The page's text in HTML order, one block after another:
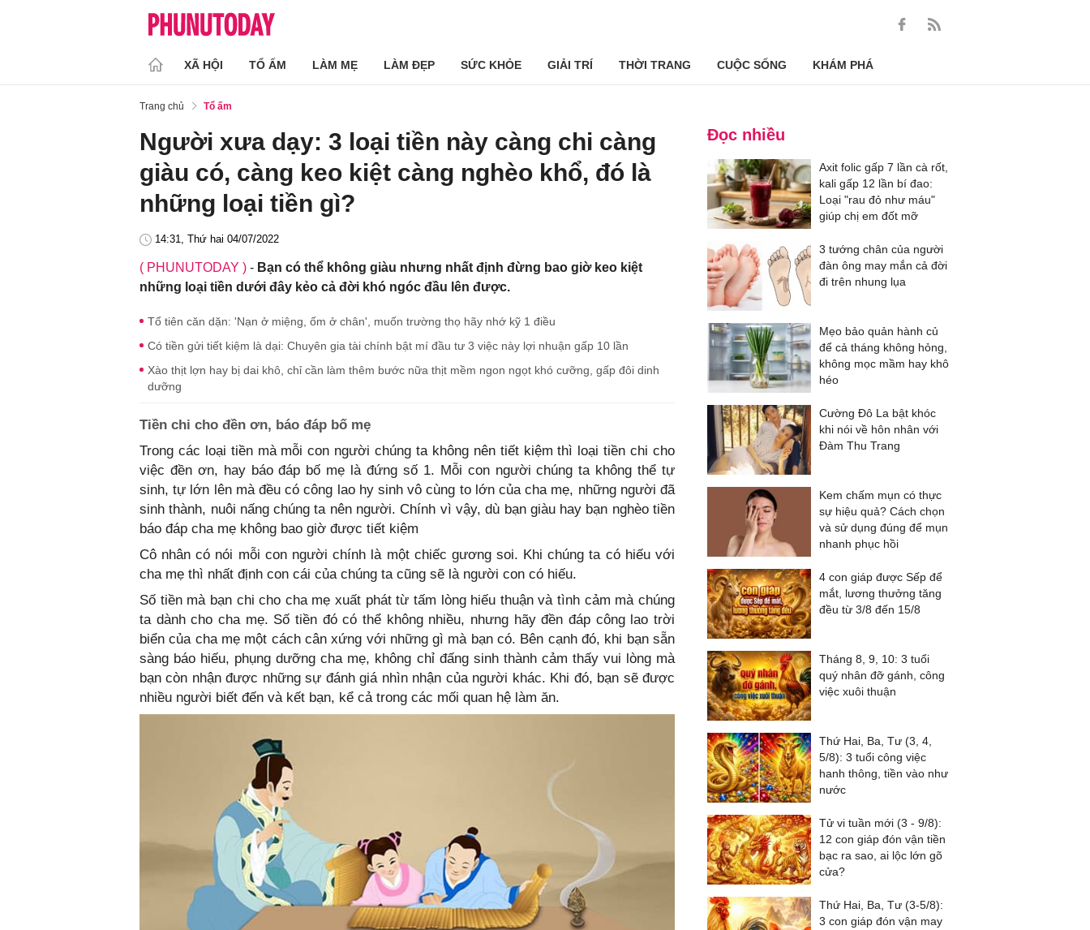
XÃ HỘI TỔ ẤM LÀM MẸ LÀM ĐẸP SỨC KHỎE GIẢI TRÍ THỜI TRANG CUỘC SỐNG KHÁM PHÁ
Trang chủ Tổ ấm
Người xưa dạy: 3 loại tiền này càng chi càng
giàu có, càng keo kiệt càng nghèo khổ, đó là
những loại tiền gì?
14:31, Thứ hai 04/07/2022
( PHUNUTODAY ) - Bạn có thể không giàu nhưng nhất định đừng bao giờ keo kiệt
những loại tiền dưới đây kẻo cả đời khó ngóc đầu lên được.
Tổ tiên căn dặn: 'Nạn ở miệng, ốm ở chân', muốn trường thọ hãy nhớ kỹ 1 điều
Có tiền gửi tiết kiệm là dại: Chuyên gia tài chính bật mí đầu tư 3 việc này lợi nhuận gấp 10 lần
Xào thịt lợn hay bị dai khô, chỉ cần làm thêm bước nữa thịt mềm ngon ngọt khó cưỡng, gấp đôi dinh
dưỡng
Tiền chi cho đền ơn, báo đáp bố mẹ
Trong các loại tiền mà mỗi con người chúng ta không nên tiết kiệm thì loại tiền chi cho
việc đền ơn, hay báo đáp bố mẹ là đứng số 1. Mỗi con người chúng ta không thể tự
sinh, tự lớn lên mà đều có công lao hy sinh vô cùng to lớn của cha mẹ, những người đã
sinh thành, nuôi nấng chúng ta nên người. Chính vì vậy, dù bạn giàu hay bạn nghèo tiền
báo đáp cha mẹ không bao giờ được tiết kiệm
Cô nhân có nói mỗi con người chính là một chiếc gương soi. Khi chúng ta có hiếu với
cha mẹ thì nhất định con cái của chúng ta cũng sẽ là người con có hiếu.
Số tiền mà bạn chi cho cha mẹ xuất phát từ tấm lòng hiếu thuận và tình cảm mà chúng
ta dành cho cha mẹ. Số tiền đó có thể không nhiều, nhưng hãy đền đáp công lao trời
biển của cha mẹ một cách cân xứng với những gì mà bạn có. Bên cạnh đó, khi bạn sẵn
sàng báo hiếu, phụng dưỡng cha mẹ, không chỉ đấng sinh thành cảm thấy vui lòng mà
bạn còn nhận được những sự đánh giá nhìn nhận của người khác. Khi đó, bạn sẽ được
nhiều người biết đến và kết bạn, kể cả trong các mối quan hệ làm ăn.
Đọc nhiều
Axit folic gấp 7 lần cà rốt,
kali gấp 12 lần bí đao:
Loại "rau đỏ như máu"
giúp chị em đốt mỡ
3 tướng chân của người
đàn ông may mắn cả đời
đi trên nhung lụa
Mẹo bảo quản hành củ
để cả tháng không hỏng,
không mọc mầm hay khô
héo
Cường Đô La bật khóc
khi nói về hôn nhân với
Đàm Thu Trang
Kem chấm mụn có thực
sự hiệu quả? Cách chọn
và sử dụng đúng để mụn
nhanh phục hồi
4 con giáp được Sếp để
mắt, lương thưởng tăng
đều từ 3/8 đến 15/8
Tháng 8, 9, 10: 3 tuổi
quý nhân đỡ gánh, công
việc xuôi thuận
Thứ Hai, Ba, Tư (3, 4,
5/8): 3 tuổi công việc
hanh thông, tiền vào như
nước
Tử vi tuần mới (3 - 9/8):
12 con giáp đón vận tiền
bạc ra sao, ai lộc lớn gõ
cửa?
Thứ Hai, Ba, Tư (3-5/8):
3 con giáp đón vận may